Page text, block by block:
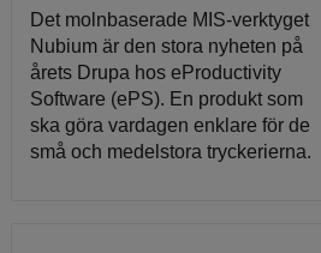
Det molnbaserade MIS-verktyget
Nubium är den stora nyheten på
årets Drupa hos eProductivity
Software (ePS). En produkt som
ska göra vardagen enklare för de
små och medelstora tryckerierna.